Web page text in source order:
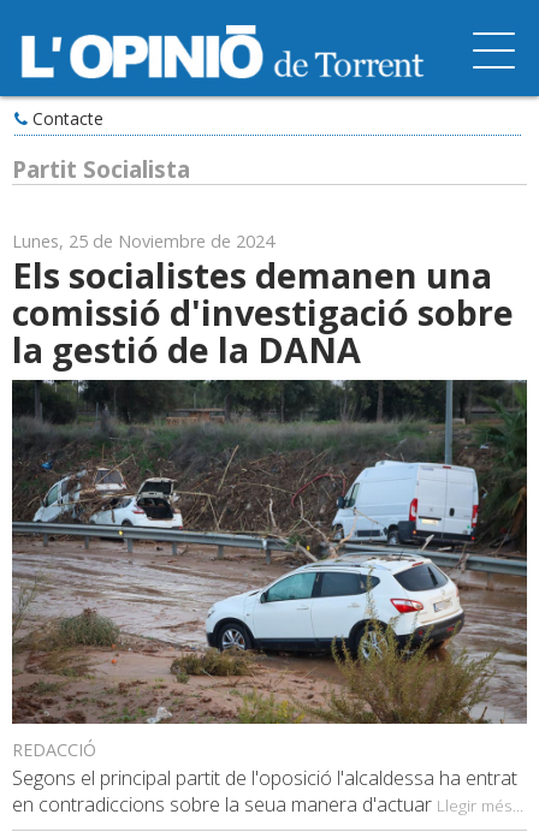
Contacte
Partit Socialista
Lunes, 25 de Noviembre de 2024
Els socialistes demanen una
comissió d'investigació sobre
la gestió de la DANA
REDACCIÓ
Segons el principal partit de l'oposició l'alcaldessa ha entrat
en contradiccions sobre la seua manera d'actuar Llegir més...